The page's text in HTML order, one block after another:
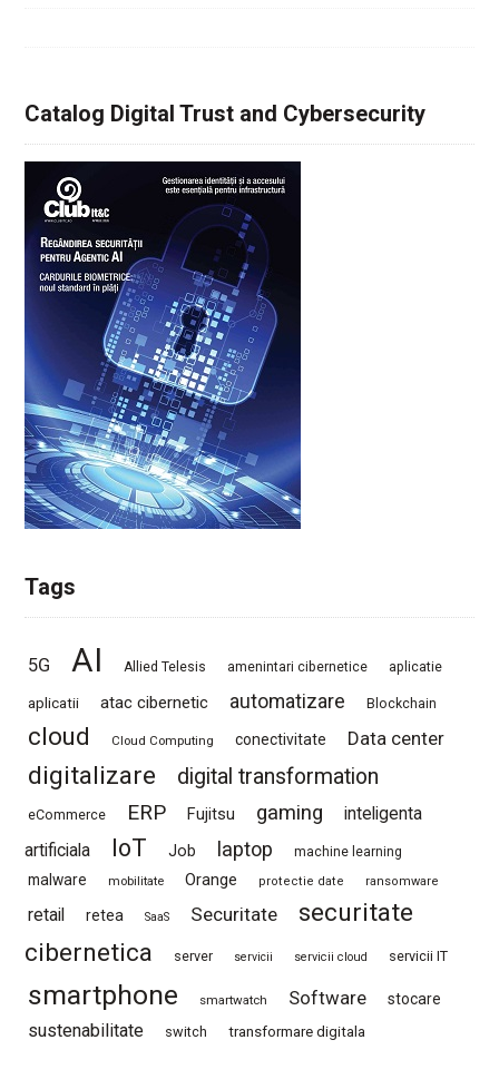
Catalog Digital Trust and Cybersecurity
Tags
5G AI Allied Telesis amenintari cibernetice aplicatie
aplicatii atac cibernetic automatizare Blockchain
cloud Cloud Computing conectivitate Data center
digitalizare digital transformation
eCommerce ERP Fujitsu gaming
inteligenta
artificiala
IoT Job laptop machine learning
malware mobilitate Orange protectie date ransomware
retail retea SaaS Securitate
securitate
cibernetica
server servicii servicii cloud servicii IT
smartphone smartwatch Software stocare
sustenabilitate switch transformare digitala